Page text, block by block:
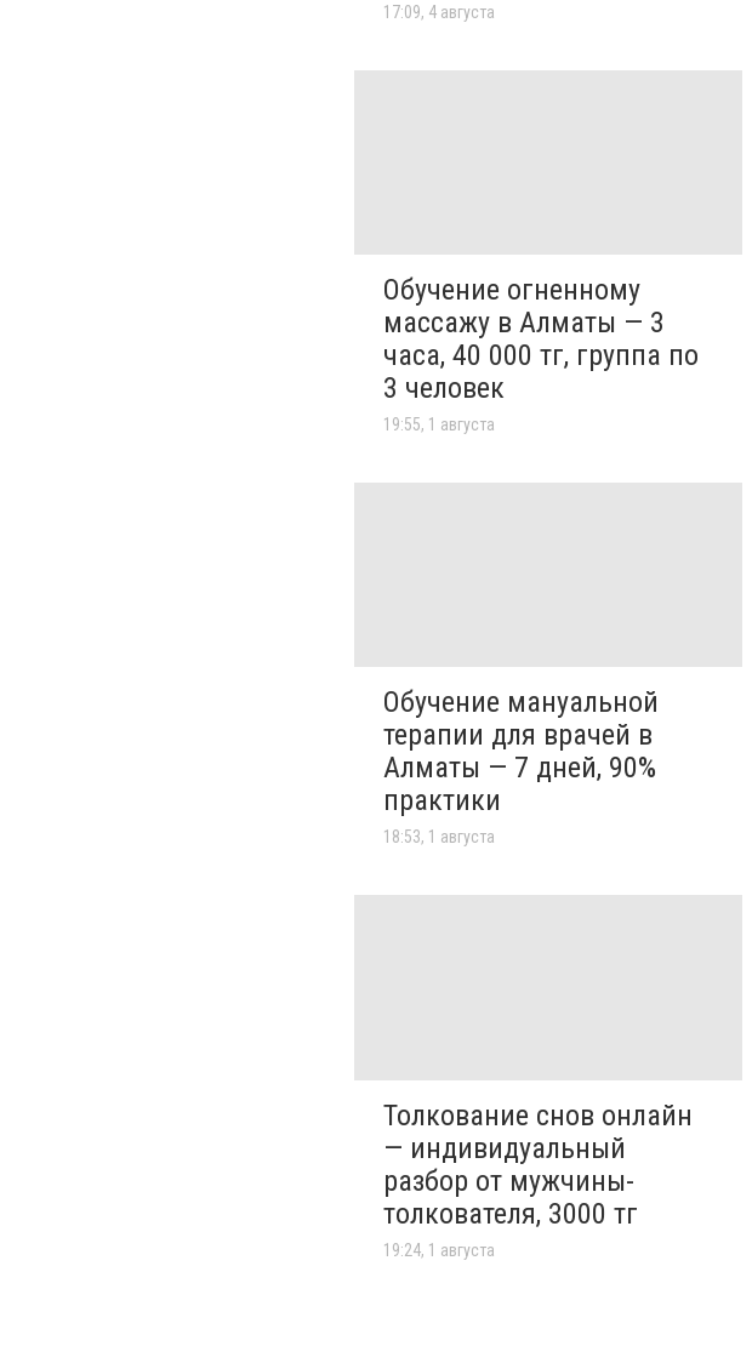
17:09, 4 августа
Обучение огненному
массажу в Алматы — 3
часа, 40 000 тг, группа по
3 человек
19:55, 1 августа
Обучение мануальной
терапии для врачей в
Алматы — 7 дней, 90%
практики
18:53, 1 августа
Толкование снов онлайн
— индивидуальный
разбор от мужчины-
толкователя, 3000 тг
19:24, 1 августа